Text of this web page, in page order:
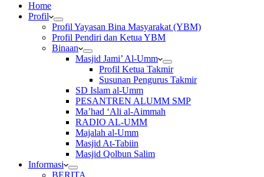
Home
Profil
Profil Yayasan Bina Masyarakat (YBM)
Profil Pendiri dan Ketua YBM
Binaan
Masjid Jami’ Al-Umm
Profil Ketua Takmir
Susunan Pengurus Takmir
SD Islam al-Umm
PESANTREN ALUMM SMP
Ma’had ‘Ali al-Aimmah
RADIO AL-UMM
Majalah al-Umm
Masjid At-Tabiin
Masjid Qolbun Salim
Informasi
BERITA